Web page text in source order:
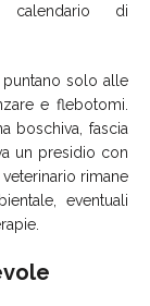
di
solo alle
e flebotomi.
boschiva, fascia
un presidio con
rimane
eventuali